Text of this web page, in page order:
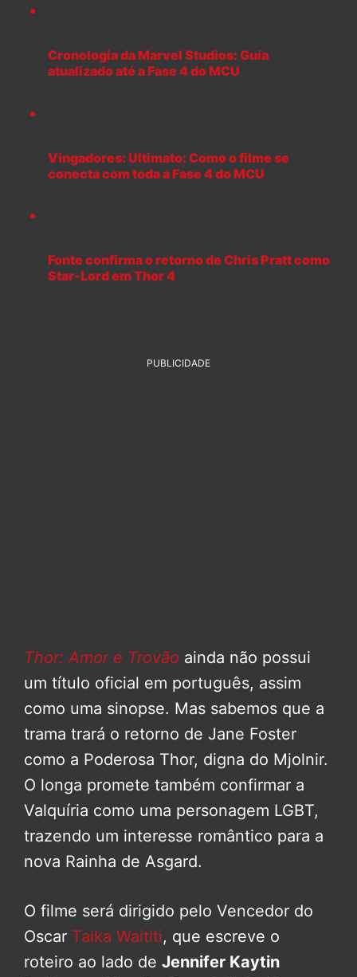
Cronologia da Marvel Studios: Guia
atualizado até a Fase 4 do MCU
Vingadores: Ultimato: Como o filme se
conecta com toda a Fase 4 do MCU
Fonte confirma o retorno de Chris Pratt como
Star-Lord em Thor 4
PUBLICIDADE
Thor: Amor e Trovão ainda não possui
um título oficial em português, assim
como uma sinopse. Mas sabemos que a
trama trará o retorno de Jane Foster
como a Poderosa Thor, digna do Mjolnir.
O longa promete também confirmar a
Valquíria como uma personagem LGBT,
trazendo um interesse romântico para a
nova Rainha de Asgard.
O filme será dirigido pelo Vencedor do
Oscar Taika Waititi, que escreve o
roteiro ao lado de Jennifer Kaytin